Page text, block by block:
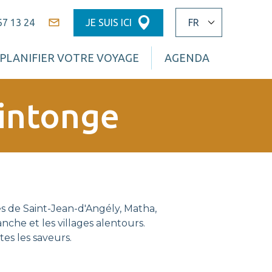
PLANIFIER VOTRE VOYAGE AGENDA
13 24
Contact
JE SUIS ICI
de Saint-Jean-d'Angély, Matha,
et les villages alentours.
les saveurs.